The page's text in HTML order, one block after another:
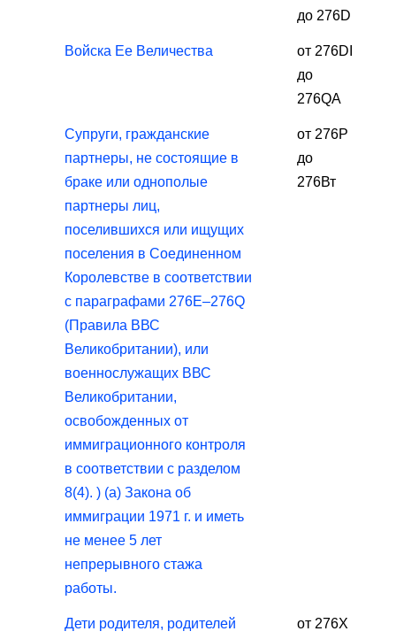
до 276D
Войска Ее Величества
от 276DI
до
276QA
Супруги, гражданские
партнеры, не состоящие в
браке или однополые
партнеры лиц,
поселившихся или ищущих
поселения в Соединенном
Королевстве в соответствии
с параграфами 276E–276Q
(Правила ВВС
Великобритании), или
военнослужащих ВВС
Великобритании,
освобожденных от
иммиграционного контроля
в соответствии с разделом
8(4). ) (a) Закона об
иммиграции 1971 г. и иметь
не менее 5 лет
непрерывного стажа
работы.
от 276Р
до
276Вт
Дети родителя, родителей
от 276Х